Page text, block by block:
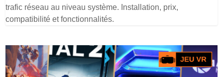
trafic réseau au niveau système. Installation, prix,
compatibilité et fonctionnalités.